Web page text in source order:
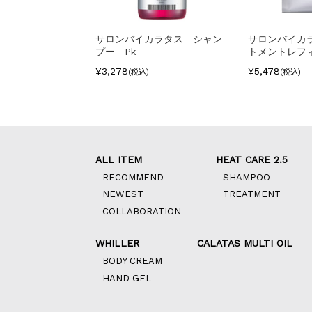
サロンバイカラタス シャン
プー Pk
¥3,278(税込)
サロンバイ
トメントレ
¥5,478(税込)
ALL ITEM
RECOMMEND
NEWEST
COLLABORATION
HEAT CARE 2.5
SHAMPOO
TREATMENT
WHILLER
BODY CREAM
HAND GEL
CALATAS MULTI OIL